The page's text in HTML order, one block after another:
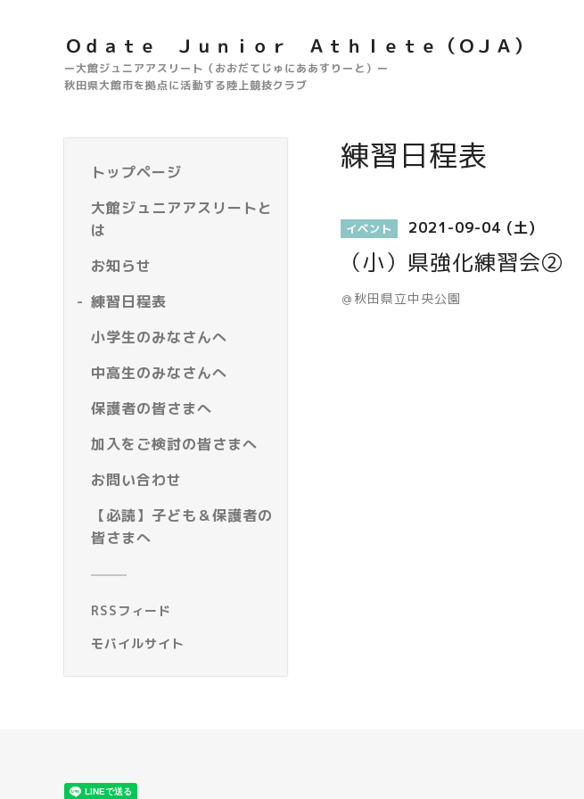
Ｏｄａｔｅ Ｊｕｎｉｏｒ Ａｔｈｌｅｔｅ（ＯＪＡ）
ー大館ジュニアアスリート（おおだてじゅにああすりーと）ー
秋田県大館市を拠点に活動する陸上競技クラブ
トップページ
大館ジュニアアスリートと
は
お知らせ
練習日程表
小学生のみなさんへ
中高生のみなさんへ
保護者の皆さまへ
加入をご検討の皆さまへ
お問い合わせ
【必読】子ども＆保護者の
皆さまへ
RSSフィード
モバイルサイト
練習日程表
イベント 2021-09-04 (土)
（小）県強化練習会②
＠秋田県立中央公園